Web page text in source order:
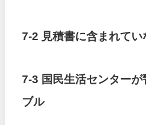
7-2 見積書に含まれてい
7-3 国民生活センターが
ブル